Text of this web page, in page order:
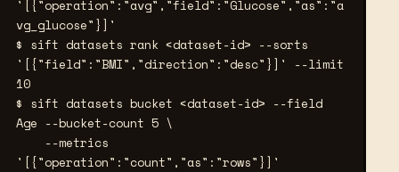
'[{"operation":"avg","field":"Glucose","as":"a
vg_glucose"}]'
$ sift datasets rank <dataset-id> --sorts
'[{"field":"BMI","direction":"desc"}]' --limit
10
$ sift datasets bucket <dataset-id> --field
Age --bucket-count 5 \
'[{"operation":"count","as":"rows"}]'